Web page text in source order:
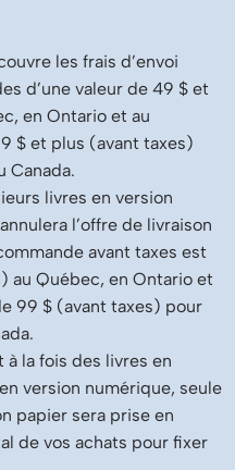
les frais d’envoi
d’une valeur de 49 $ et
en Ontario et au
$ et plus (avant taxes)
Canada.
livres en version
l’offre de livraison
avant taxes est
au Québec, en Ontario et
99 $ (avant taxes) pour
la fois des livres en
version numérique, seule
papier sera prise en
de vos achats pour fixer